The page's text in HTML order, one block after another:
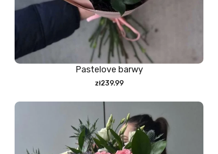
Pastelove barwy
zł239.99